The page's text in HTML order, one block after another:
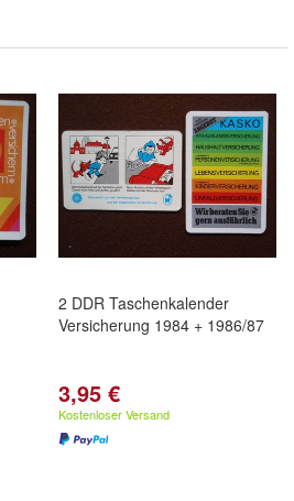
2 DDR Taschenkalender
Versicherung 1984 + 1986/87
3,95 €
Kostenloser Versand